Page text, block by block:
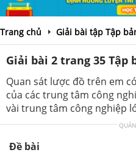
Trang chủ Giải bài tập Tập
Giải bài 2 trang 35 Tập
Quan sát lược đồ trên em
của các trung tâm công
vài trung tâm công nghiệp
Đề bài